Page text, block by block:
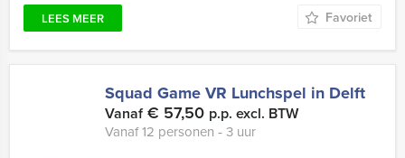
LEES MEER Favoriet
Squad Game VR Lunchspel in Delft
Vanaf€ 57,50 p.p. excl. BTW
Vanaf 12 personen ‐ 3 uur